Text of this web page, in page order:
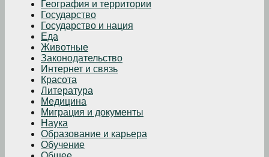
География и территории
Государство
Государство и нация
Еда
Животные
Законодательство
Интернет и связь
Красота
Литература
Медицина
Миграция и документы
Наука
Образование и карьера
Обучение